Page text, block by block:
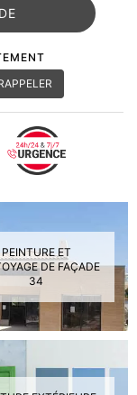
PEINTURE ET
DE FAÇADE
34